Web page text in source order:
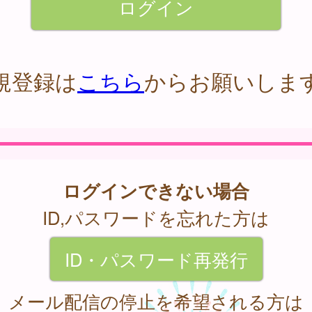
登録はこちらからお願いしま
ログインできない場合
ID,パスワードを忘れた方は
ID・パスワード再発行
メール配信の停止を希望される方は